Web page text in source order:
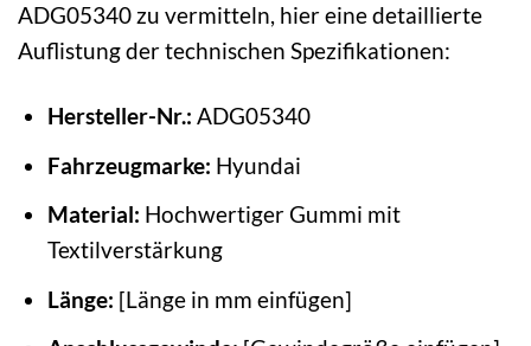
ADG05340 zu vermitteln, hier eine detaillierte
Auflistung der technischen Spezifikationen:
Hersteller-Nr.: ADG05340
Fahrzeugmarke: Hyundai
Material: Hochwertiger Gummi mit
Textilverstärkung
Länge: [Länge in mm einfügen]